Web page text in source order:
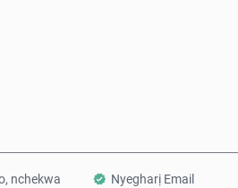
nchekwa Nyegharị Email